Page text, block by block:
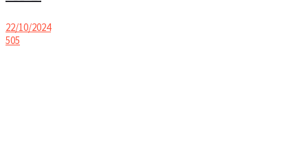
22/10/2024
505